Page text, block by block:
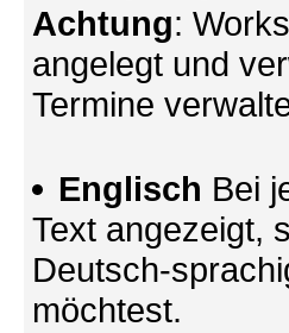
Achtung:
angelegt und
Termine
Englisch Bei
Text angezeigt,
Deutsch-
möchtest.